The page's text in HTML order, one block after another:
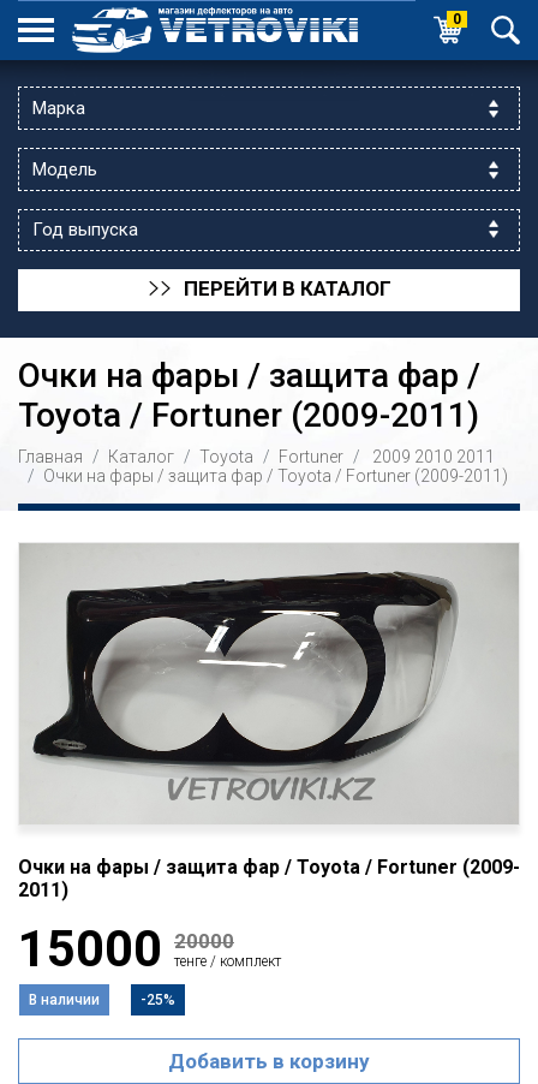
выходной
0
>> ПЕРЕЙТИ В КАТАЛОГ
Очки на фары / защита фар /
Toyota / Fortuner (2009-2011)
Главная Каталог Toyota Fortuner 2009 2010 2011
Очки на фары / защита фар / Toyota / Fortuner (2009-2011)
Очки на фары / защита фар / Toyota / Fortuner (2009-
2011)
15000 20000
тенге / комплект
В наличии -25%
Добавить в корзину